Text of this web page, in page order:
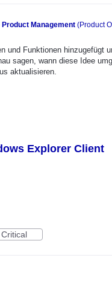
Product Management (Product
und Funktionen hinzugefügt
sagen, wann diese Idee
aktualisieren.
Explorer Client
Critical